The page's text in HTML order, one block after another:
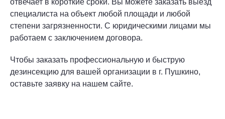
отвечает в короткие сроки. Вы можете заказать выезд
специалиста на объект любой площади и любой
степени загрязненности. С юридическими лицами мы
работаем с заключением договора.
Чтобы заказать профессиональную и быструю
дезинсекцию для вашей организации в г. Пушкино,
оставьте заявку на нашем сайте.